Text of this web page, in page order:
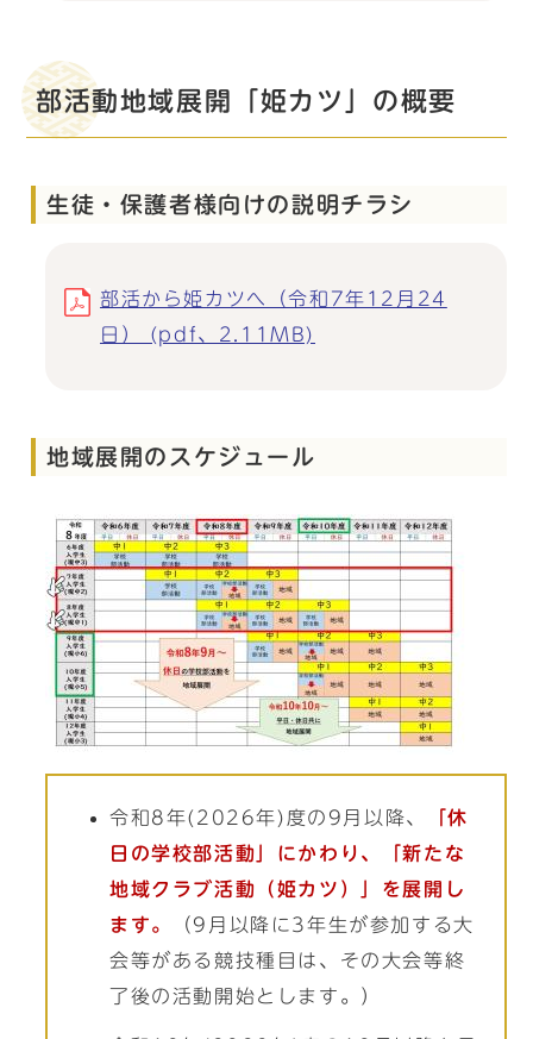
部活動地域展開「姫カツ」の概要
生徒・保護者様向けの説明チラシ
部活から姫カツへ（令和7年12月24
日） (pdf、2.11MB)
地域展開のスケジュール
令和8年(2026年)度の9月以降、
「休
日の学校部活動」にかわり、「新たな
地域クラブ活動（姫カツ）」を展開し
ます。
（9月以降に3年生が参加する大
会等がある競技種目は、その大会等終
了後の活動開始とします。）